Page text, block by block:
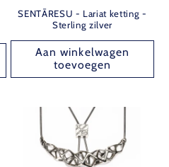
SENTĀRESU - Lariat ketting -
Sterling zilver
Aan winkelwagen
toevoegen